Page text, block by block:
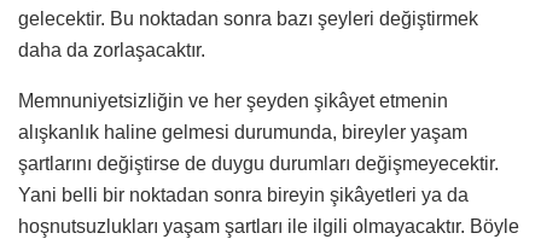
gelecektir. Bu noktadan sonra bazı şeyleri değiştirmek
daha da zorlaşacaktır.
Memnuniyetsizliğin ve her şeyden şikâyet etmenin
alışkanlık haline gelmesi durumunda, bireyler yaşam
şartlarını değiştirse de duygu durumları değişmeyecektir.
Yani belli bir noktadan sonra bireyin şikâyetleri ya da
hoşnutsuzlukları yaşam şartları ile ilgili olmayacaktır. Böyle